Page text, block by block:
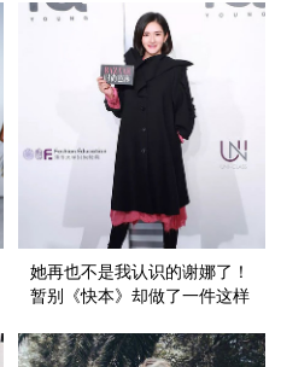
她再也不是我认识的谢娜了！
暂别《快本》却做了一件这样